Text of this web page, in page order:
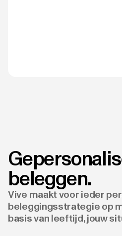
beleggen.
Vive maakt voor ieder
beleggingsstrategie op
basis van leeftijd, jouw